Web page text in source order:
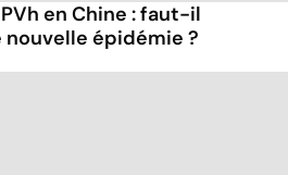
en Chine : faut-il
épidémie ?